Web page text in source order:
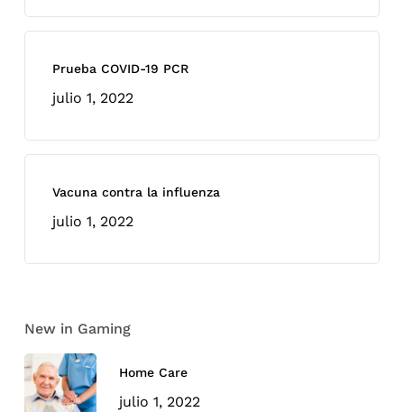
Prueba COVID-19 PCR
julio 1, 2022
Vacuna contra la influenza
julio 1, 2022
New in Gaming
Home Care
julio 1, 2022